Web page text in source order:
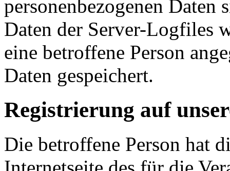
personenbezogenen Daten
Daten der Server-Logfiles
eine betroffene Person
Daten gespeichert.
Registrierung auf
Die betroffene Person hat